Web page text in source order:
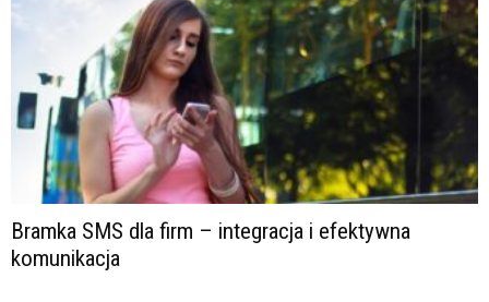
Bramka SMS dla firm – integracja i efektywna
komunikacja